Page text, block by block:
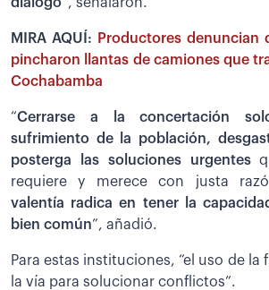
MIRA AQUÍ:
Productores denuncian
pincharon llantas de camiones que
Cochabamba
“Cerrarse a la concertación
sufrimiento de la población,
posterga las soluciones urgentes
requiere y merece con justa
valentía radica en tener la
bien común”, añadió.
Para estas instituciones, “el uso de la
la vía para solucionar conflictos”.